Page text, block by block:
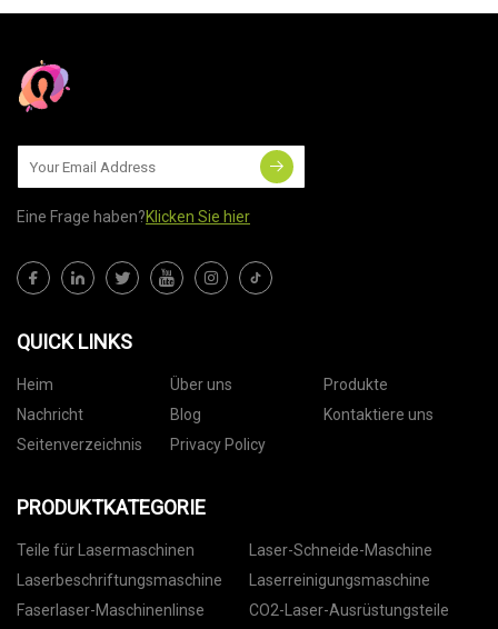
Eine Frage haben?Klicken Sie hier
QUICK LINKS
Heim Über uns
Produkte
Nachricht
Blog
Kontaktiere uns
Seitenverzeichnis
Privacy Policy
PRODUKTKATEGORIE
Teile für Lasermaschinen
Laser-Schneide-Maschine
Laserbeschriftungsmaschine
Laserreinigungsmaschine
Faserlaser-Maschinenlinse
CO2-Laser-Ausrüstungsteile